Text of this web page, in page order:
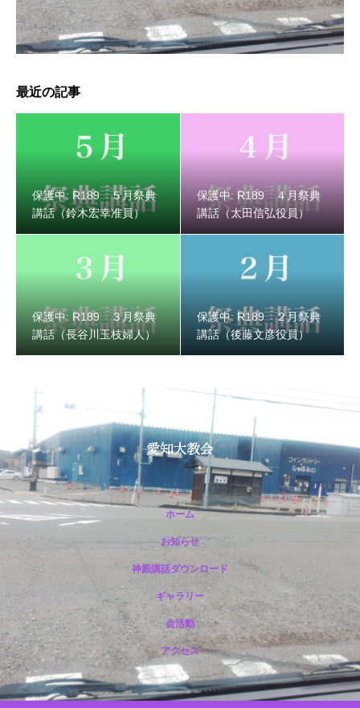
保護中: R189 ２月祭典講話（後藤文彦役員）
保護中: R188 12月祭典講話（市野光一准員）
最近の記事
保護中: R189 ５月祭典
講話（鈴木宏幸准員）
保護中: R189 ４月祭典
講話（太田信弘役員）
保護中: R189 ３月祭典
講話（長谷川玉枝婦人）
保護中: R189 ２月祭典
講話（後藤文彦役員）
ホーム
お知らせ
神殿講話ダウンロード
ギャラリー
会活動
アクセス